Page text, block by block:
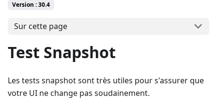
Version : 30.4
Sur cette page
Test Snapshot
Les tests snapshot sont très utiles pour s'assurer que
votre UI ne change pas soudainement.